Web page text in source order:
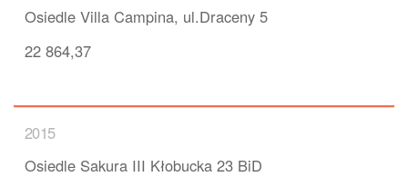
Osiedle Villa Campina, ul.Draceny 5
22 864,37
2015
Osiedle Sakura III Kłobucka 23 BiD